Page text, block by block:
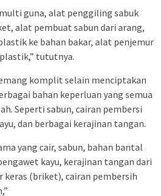
guna, alat penggiling sabuk
alat pembuat sabun dari arang,
ke bahan bakar, alat penjemur
tututnya.
komplit selain menciptakan
bahan keperluan yang semua
Seperti sabun, cairan pembersi
dan berbagai kerajinan tangan.
yang cair, sabun, bahan bantal
kayu, kerajinan tangan dari
keras (briket), cairan pembersih